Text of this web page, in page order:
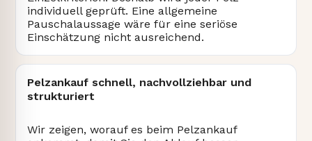
individuell geprüft. Eine allgemeine
Pauschalaussage wäre für eine seriöse
Einschätzung nicht ausreichend.
Pelzankauf schnell, nachvollziehbar und
strukturiert
Wir zeigen, worauf es beim Pelzankauf